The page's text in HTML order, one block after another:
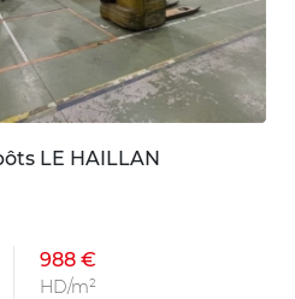
LE HAILLAN
988 €
HD/m²